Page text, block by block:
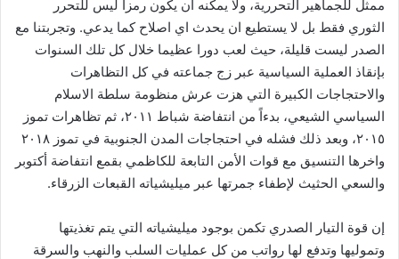
ممثل للجماهير التحررية، ولا يمكنه ان يكون رمزاً ليس للتحرر
الثوري فقط بل لا يستطيع ان يحدث اي اصلاح كما يدعي. وتجربتنا مع
الصدر ليست قليلة، حيث لعب دورا عظيما خلال كل تلك السنوات
بإنقاذ العملية السياسية عبر زج جماعته في كل التظاهرات
والاحتجاجات الكبيرة التي هزت عرش منظومة سلطة الاسلام
السياسي الشيعي، بدءاً من انتفاضة شباط ٢٠١١، ثم تظاهرات تموز
٢٠١٥، وبعد ذلك فشله في احتجاجات المدن الجنوبية في تموز ٢٠١٨
واخرها التنسيق مع قوات الأمن التابعة للكاظمي بقمع انتفاضة أكتوبر
والسعي الحثيث لإطفاء جمرتها عبر ميليشياته القبعات الزرقاء.
إن قوة التيار الصدري تكمن بوجود ميليشياته التي يتم تغذيتها
وتموليها وتدفع لها رواتب من كل عمليات السلب والنهب والسرقة